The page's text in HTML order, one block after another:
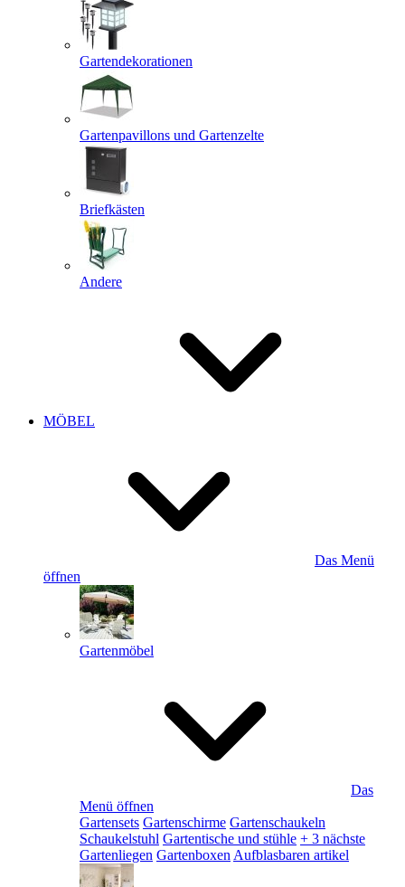
Gartendekorationen
Gartenpavillons und Gartenzelte
Briefkästen
Andere
MÖBEL
Das Menü
öffnen
Gartenmöbel
Das
Menü öffnen
Gartensets Gartenschirme Gartenschaukeln
Schaukelstuhl Gartentische und stühle + 3 nächste
Gartenliegen Gartenboxen Aufblasbaren artikel